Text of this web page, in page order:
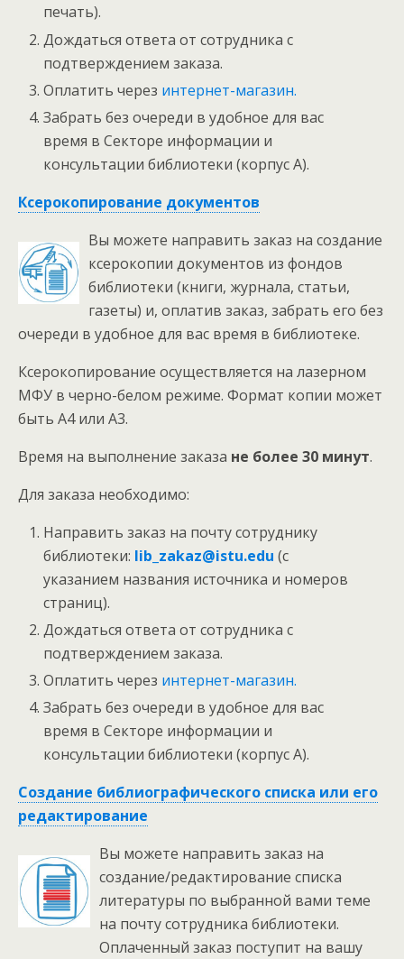
печать).
Дождаться ответа от сотрудника с
подтверждением заказа.
Оплатить через интернет-магазин.
Забрать без очереди в удобное для вас
время в Секторе информации и
консультации библиотеки (корпус А).
Ксерокопирование документов
Вы можете направить заказ на создание
ксерокопии документов из фондов
библиотеки (книги, журнала, статьи,
газеты) и, оплатив заказ, забрать его без
очереди в удобное для вас время в библиотеке.
Ксерокопирование осуществляется на лазерном
МФУ в черно-белом режиме. Формат копии может
быть А4 или А3.
Время на выполнение заказа не более 30 минут.
Для заказа необходимо:
Направить заказ на почту сотруднику
библиотеки: lib_zakaz@istu.edu (с
указанием названия источника и номеров
страниц).
Дождаться ответа от сотрудника с
подтверждением заказа.
Оплатить через интернет-магазин.
Забрать без очереди в удобное для вас
время в Секторе информации и
консультации библиотеки (корпус А).
Создание библиографического списка или его
редактирование
Вы можете направить заказ на
создание/редактирование списка
литературы по выбранной вами теме
на почту сотрудника библиотеки.
Оплаченный заказ поступит на вашу